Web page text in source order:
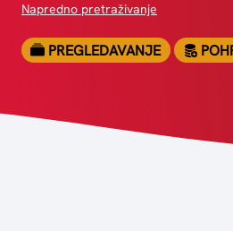
Napredno pretraživanje
PREGLEDAVANJE